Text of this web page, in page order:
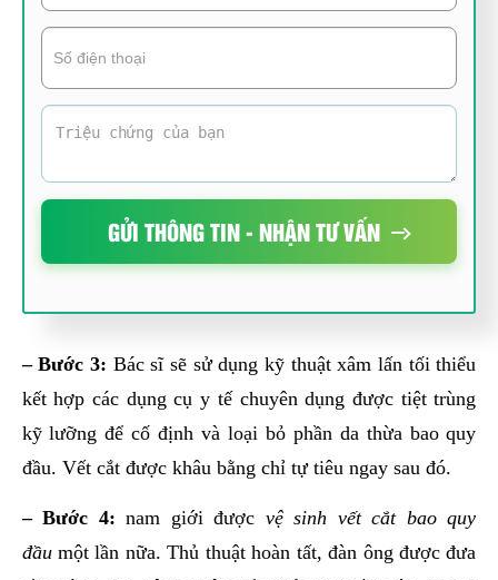
GỬI THÔNG TIN - NHẬN TƯ VẤN
– Bước 3: Bác sĩ sẽ sử dụng kỹ thuật xâm lấn tối thiểu
kết hợp các dụng cụ y tế chuyên dụng được tiệt trùng
kỹ lưỡng để cố định và loại bỏ phần da thừa bao quy
đầu. Vết cắt được khâu bằng chỉ tự tiêu ngay sau đó.
– Bước 4: nam giới được vệ sinh vết cắt bao quy
đầumột lần nữa. Thủ thuật hoàn tất, đàn ông được đưa